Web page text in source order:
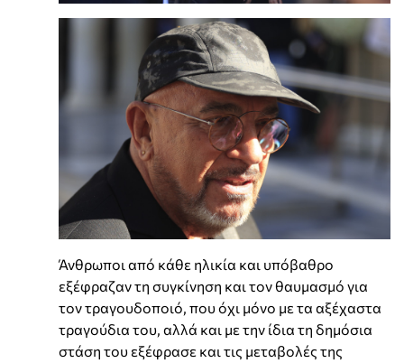
Άνθρωποι από κάθε ηλικία και υπόβαθρο
εξέφραζαν τη συγκίνηση και τον θαυμασμό για
τον τραγουδοποιό, που όχι μόνο με τα αξέχαστα
τραγούδια του, αλλά και με την ίδια τη δημόσια
στάση του εξέφρασε και τις μεταβολές της